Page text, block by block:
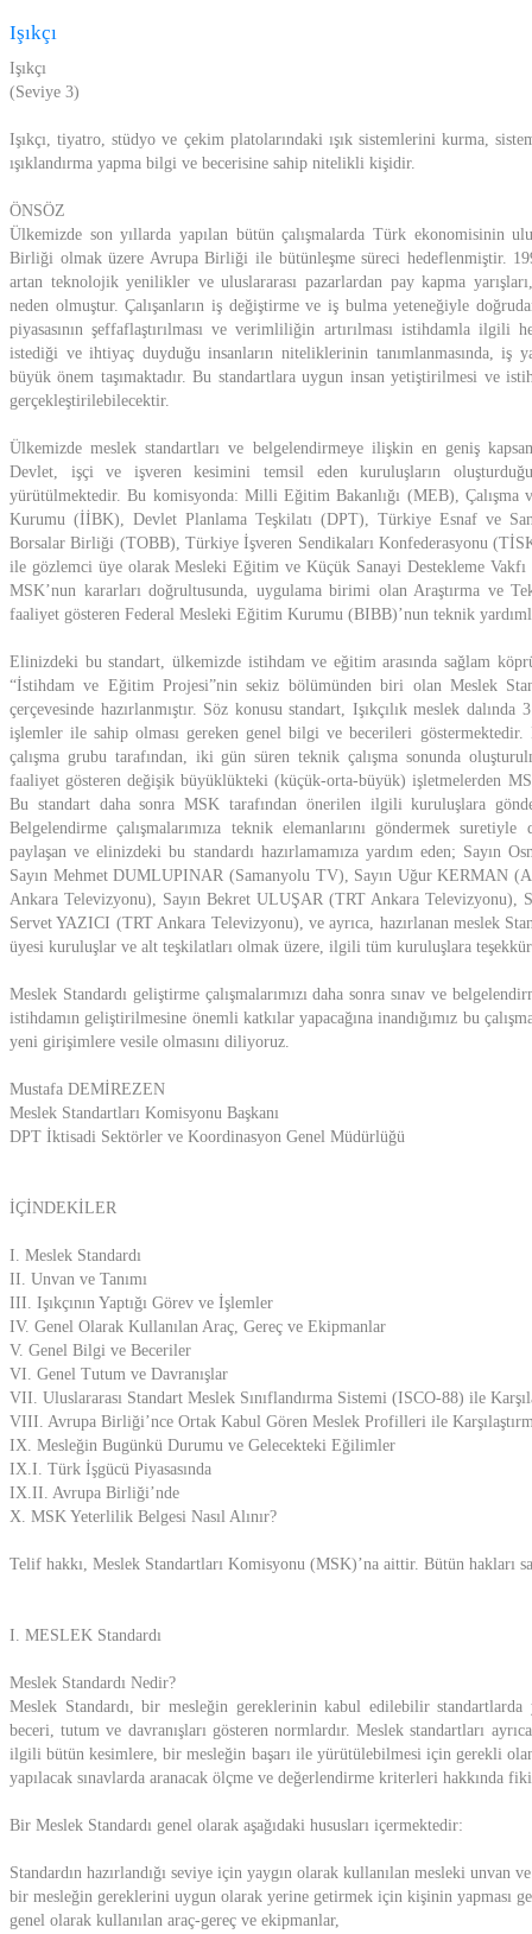
Işıkçı
Işıkçı
(Seviye 3)
Işıkçı, tiyatro, stüdyo ve çekim platolarındaki ışık sistemlerini kurma,
ışıklandırma yapma bilgi ve becerisine sahip nitelikli kişidir.
ÖNSÖZ
Ülkemizde son yıllarda yapılan bütün çalışmalarda Türk ekonomisinin
Birliği olmak üzere Avrupa Birliği ile bütünleşme süreci hedeflenmiştir.
artan teknolojik yenilikler ve uluslararası pazarlardan pay kapma
neden olmuştur. Çalışanların iş değiştirme ve iş bulma yeteneğiyle
piyasasının şeffaflaştırılması ve verimliliğin artırılması istihdamla ilgili
istediği ve ihtiyaç duyduğu insanların niteliklerinin tanımlanmasında, iş
büyük önem taşımaktadır. Bu standartlara uygun insan yetiştirilmesi ve
gerçekleştirilebilecektir.
Ülkemizde meslek standartları ve belgelendirmeye ilişkin en geniş
Devlet, işçi ve işveren kesimini temsil eden kuruluşların
yürütülmektedir. Bu komisyonda: Milli Eğitim Bakanlığı (MEB), Çalışma
Kurumu (İİBK), Devlet Planlama Teşkilatı (DPT), Türkiye Esnaf ve
Borsalar Birliği (TOBB), Türkiye İşveren Sendikaları Konfederasyonu
ile gözlemci üye olarak Mesleki Eğitim ve Küçük Sanayi Destekleme
MSK’nun kararları doğrultusunda, uygulama birimi olan Araştırma ve
faaliyet gösteren Federal Mesleki Eğitim Kurumu (BIBB)’nun teknik
Elinizdeki bu standart, ülkemizde istihdam ve eğitim arasında sağlam
“İstihdam ve Eğitim Projesi”nin sekiz bölümünden biri olan Meslek
çerçevesinde hazırlanmıştır. Söz konusu standart, Işıkçılık meslek
işlemler ile sahip olması gereken genel bilgi ve becerileri
çalışma grubu tarafından, iki gün süren teknik çalışma sonunda
faaliyet gösteren değişik büyüklükteki (küçük-orta-büyük) işletmelerden
Bu standart daha sonra MSK tarafından önerilen ilgili kuruluşlara
Belgelendirme çalışmalarımıza teknik elemanlarını göndermek
paylaşan ve elinizdeki bu standardı hazırlamamıza yardım eden;
Sayın Mehmet DUMLUPINAR (Samanyolu TV), Sayın Uğur KERMAN
Ankara Televizyonu), Sayın Bekret ULUŞAR (TRT Ankara Televizyonu),
Servet YAZICI (TRT Ankara Televizyonu), ve ayrıca, hazırlanan meslek
üyesi kuruluşlar ve alt teşkilatları olmak üzere, ilgili tüm kuruluşlara
Meslek Standardı geliştirme çalışmalarımızı daha sonra sınav ve
istihdamın geliştirilmesine önemli katkılar yapacağına inandığımız bu
yeni girişimlere vesile olmasını diliyoruz.
Mustafa DEMİREZEN
Meslek Standartları Komisyonu Başkanı
DPT İktisadi Sektörler ve Koordinasyon Genel Müdürlüğü
İÇİNDEKİLER
I. Meslek Standardı
II. Unvan ve Tanımı
III. Işıkçının Yaptığı Görev ve İşlemler
IV. Genel Olarak Kullanılan Araç, Gereç ve Ekipmanlar
V. Genel Bilgi ve Beceriler
VI. Genel Tutum ve Davranışlar
VII. Uluslararası Standart Meslek Sınıflandırma Sistemi (ISCO-88) ile
VIII. Avrupa Birliği’nce Ortak Kabul Gören Meslek Profilleri ile
IX. Mesleğin Bugünkü Durumu ve Gelecekteki Eğilimler
IX.I. Türk İşgücü Piyasasında
IX.II. Avrupa Birliği’nde
X. MSK Yeterlilik Belgesi Nasıl Alınır?
Telif hakkı, Meslek Standartları Komisyonu (MSK)’na aittir. Bütün hakları
I. MESLEK Standardı
Meslek Standardı Nedir?
Meslek Standardı, bir mesleğin gereklerinin kabul edilebilir
beceri, tutum ve davranışları gösteren normlardır. Meslek standartları
ilgili bütün kesimlere, bir mesleğin başarı ile yürütülebilmesi için gerekli
yapılacak sınavlarda aranacak ölçme ve değerlendirme kriterleri hakkında
Bir Meslek Standardı genel olarak aşağıdaki hususları içermektedir:
Standardın hazırlandığı seviye için yaygın olarak kullanılan mesleki unvan
bir mesleğin gereklerini uygun olarak yerine getirmek için kişinin yapması
genel olarak kullanılan araç-gereç ve ekipmanlar,